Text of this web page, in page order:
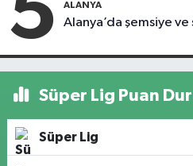
ALANYA
Alanya’da şemsiye
Süper Lig Puan
Süper Lig